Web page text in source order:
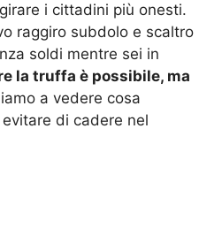
i cittadini più onesti.
raggiro subdolo e scaltro
soldi mentre sei in
la truffa è possibile, ma
a vedere cosa
di cadere nel